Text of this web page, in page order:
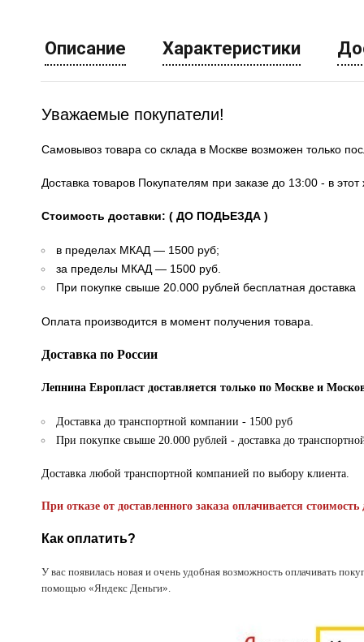
Описание Характеристики
Уважаемые покупатели!
Самовывоз товара со склада в Москве возможен только
Доставка товаров Покупателям при заказе до 13:00 - в
Стоимость доставки: ( ДО ПОДЬЕЗДА )
в пределах МКАД — 1500 руб;
за пределы МКАД — 1500 руб.
При покупке свыше 20.000 рублей бесплатная доставка
Оплата производится в момент получения товара.
Доставка по России
Лепнина Европласт доставляется только по Москве и
Доставка до транспортной компании - 1500 руб
При покупке свыше 20.000 рублей - доставка до
Доставка любой транспортной компанией по выбору клиента.
При отказе от доставленного заказа оплачивается стоимость
Как оплатить?
У вас появилась новая и очень удобная возможность оплачивать
помощью «Яндекс Деньги».